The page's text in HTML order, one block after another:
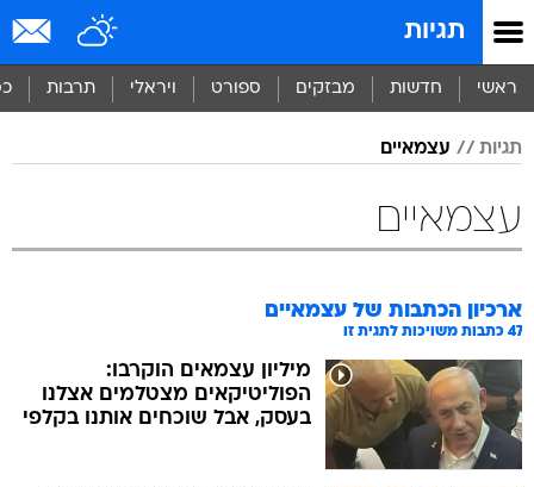
תגיות
ראשי חדשות מבזקים ספורט ויראלי תרבות
תגיות עצמאיים
עצמאיים
ארכיון הכתבות של עצמאיים
47 כתבות משויכות לתגית זו
מיליון עצמאים הוקרבו:
הפוליטיקאים מצטלמים אצלנו
בעסק, אבל שוכחים אותנו בקלפי